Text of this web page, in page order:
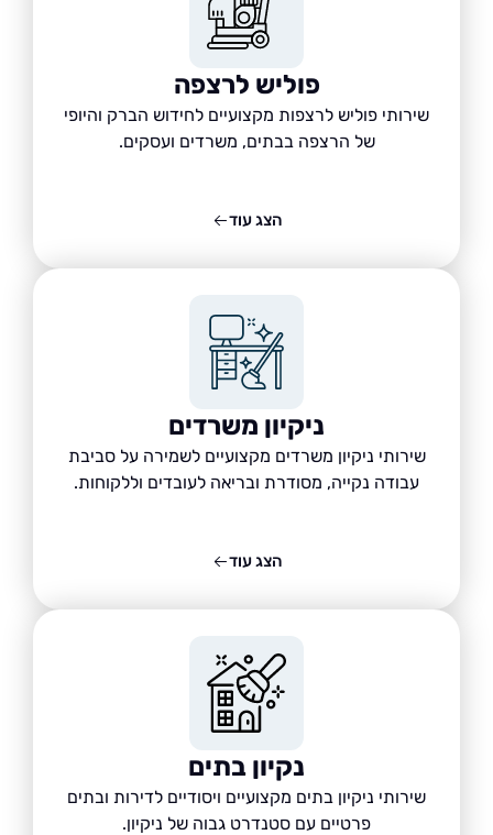
פוליש לרצפה
שירותי פוליש לרצפות מקצועיים לחידוש הברק והיופי
של הרצפה בבתים, משרדים ועסקים.
ניקיון משרדים
שירותי ניקיון משרדים מקצועיים לשמירה על סביבת
עבודה נקייה, מסודרת ובריאה לעובדים וללקוחות.
נקיון בתים
שירותי ניקיון בתים מקצועיים ויסודיים לדירות ובתים
פרטיים עם סטנדרט גבוה של ניקיון.